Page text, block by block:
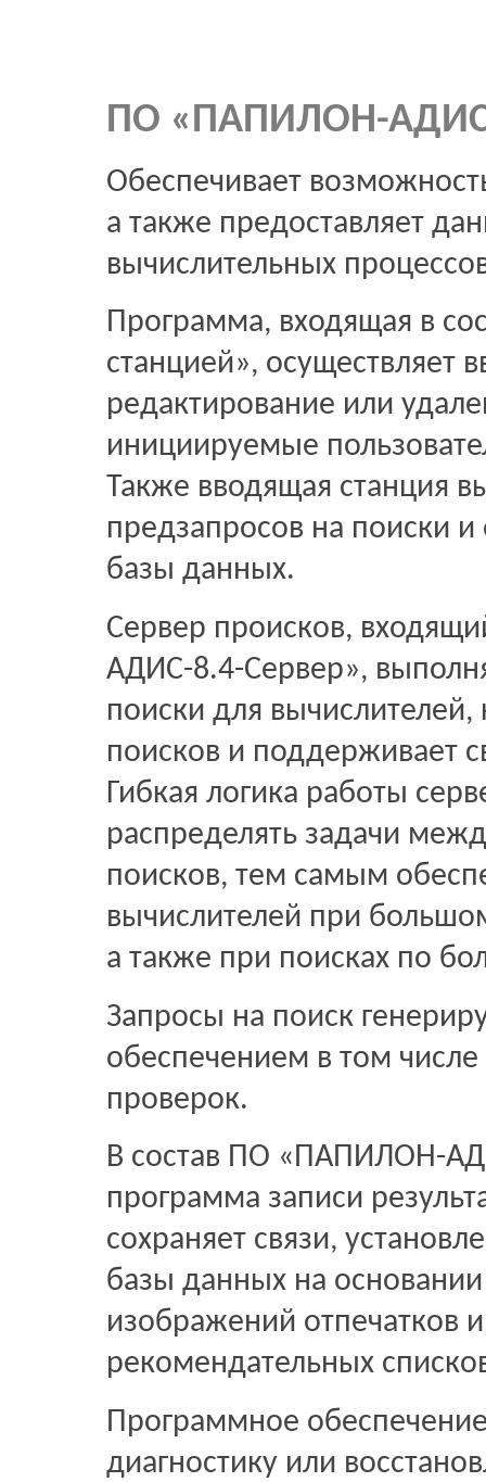
ПО «ПАПИЛОН-
Обеспечивает
а также предоставляет
вычислительных
Программа, входящая в
станцией», осуществляет
редактирование или
инициируемые
Также вводящая станция
предзапросов на поиски
базы данных.
Сервер происков,
АДИС-8.4-Сервер»,
поиски для
поисков и поддерживает
Гибкая логика работы
распределять задачи
поисков, тем самым
вычислителей при
а также при поисках по
Запросы на поиск
обеспечением в том
проверок.
В состав ПО «ПАПИЛОН-
программа записи
сохраняет связи,
базы данных на
изображений отпечатков
рекомендательных
Программное
диагностику или